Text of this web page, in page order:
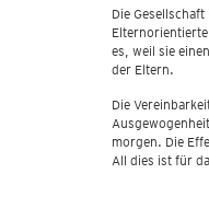
Die
es, weil sie
der Eltern.
Die
morgen. Die
All dies ist für